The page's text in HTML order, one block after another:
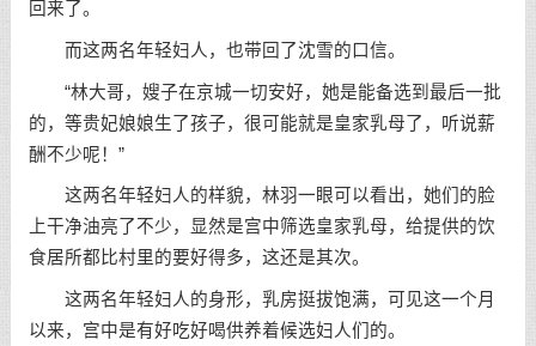
回来了。
而这两名年轻妇人，也带回了沈雪的口信。
“林大哥，嫂子在京城一切安好，她是能备选到最后一批
的，等贵妃娘娘生了孩子，很可能就是皇家乳母了，听说薪
酬不少呢！”
这两名年轻妇人的样貌，林羽一眼可以看出，她们的脸
上干净油亮了不少，显然是宫中筛选皇家乳母，给提供的饮
食居所都比村里的要好得多，这还是其次。
这两名年轻妇人的身形，乳房挺拔饱满，可见这一个月
以来，宫中是有好吃好喝供养着候选妇人们的。